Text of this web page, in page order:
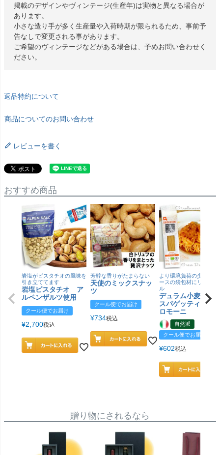
掲載のデザインやヴィンテージ(生産年)は実物と異なる場合が
あります。
小さな造り手が多く生産量や入荷時期が限られるため、事前予
告なしで変更される事があります。
ご希望のヴィンテージなどがある場合は、予めお問い合わせく
ださい。
返品特約について
商品についてのお問い合わせ
レビューを書く
おすすめ商品
岩塩がピスタチオの風味を
引き立ててます
岩塩ピスタチオ ア
ルペンザルツ使用
クール便でお届け
¥2,700税込
芳醇な香りがたまらない
天使のミックスナッ
ツ
クール便でお届け
¥734税込
より環境負荷の少ない紙
ースの袋包材にリニュー
ル
デュラム小麦 有
スパゲッティ／ジ
ロモーニ
自然派
クール便でお届け
¥602税込
贈り物にされるなら